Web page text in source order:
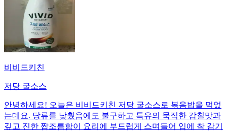
비비드키친
저당 굴소스
안녕하세요! 오늘은 비비드키친 저당 굴소스로 볶음밥을 먹었
는데요. 당류를 낮췄음에도 불구하고 특유의 묵직한 감칠맛과
깊고 진한 짭조름함이 요리에 부드럽게 스며들어 입에 착 감기